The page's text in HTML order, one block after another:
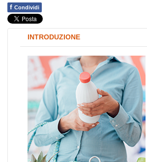
f Condividi
INTRODUZIONE